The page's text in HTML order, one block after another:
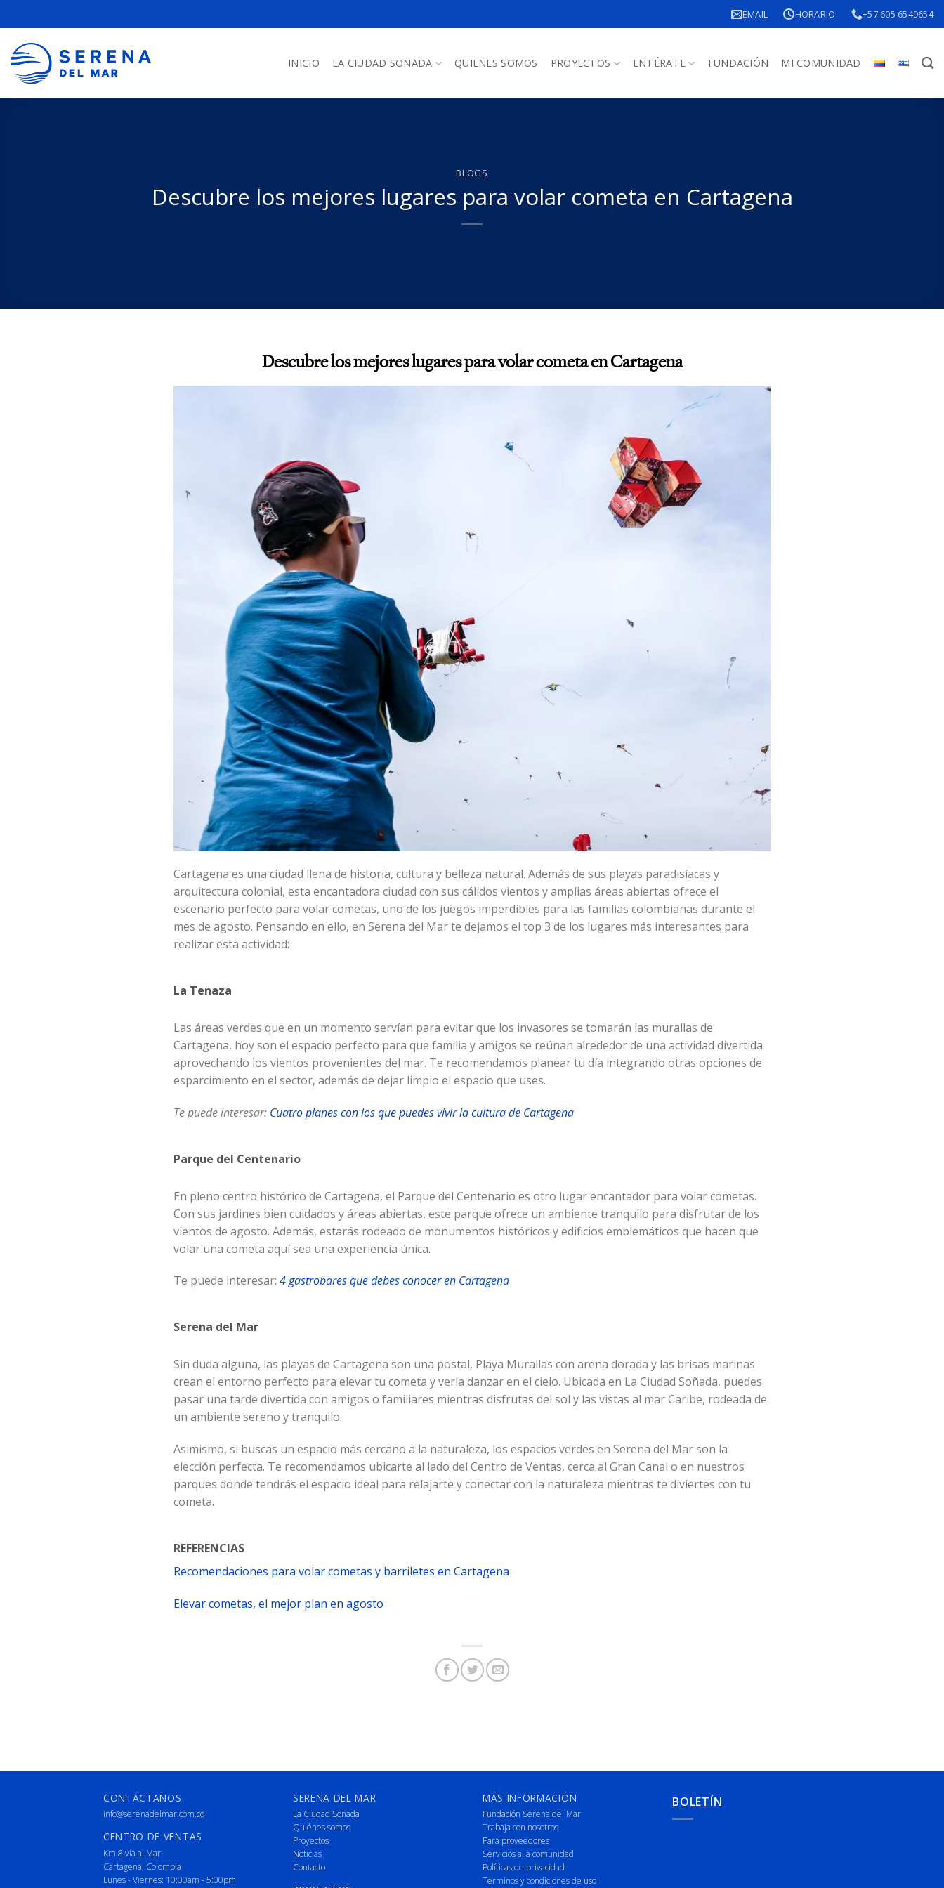
EMAIL HORARIO +57 605 6549654
INICIO LA CIUDAD SOÑADA QUIENES SOMOS PROYECTOS ENTÉRATE FUNDACIÓN MI COMUNIDAD
BLOGS
Descubre los mejores lugares para volar cometa en Cartagena
Descubre los mejores lugares para volar cometa en Cartagena
Cartagena es una ciudad llena de historia, cultura y belleza natural. Además de sus playas paradisíacas y
arquitectura colonial, esta encantadora ciudad con sus cálidos vientos y amplias áreas abiertas ofrece el
escenario perfecto para volar cometas, uno de los juegos imperdibles para las familias colombianas durante el
mes de agosto. Pensando en ello, en Serena del Mar te dejamos el top 3 de los lugares más interesantes para
realizar esta actividad:
La Tenaza
Las áreas verdes que en un momento servían para evitar que los invasores se tomarán las murallas de
Cartagena, hoy son el espacio perfecto para que familia y amigos se reúnan alrededor de una actividad divertida
aprovechando los vientos provenientes del mar. Te recomendamos planear tu día integrando otras opciones de
esparcimiento en el sector, además de dejar limpio el espacio que uses.
Te puede interesar: Cuatro planes con los que puedes vivir la cultura de Cartagena
Parque del Centenario
En pleno centro histórico de Cartagena, el Parque del Centenario es otro lugar encantador para volar cometas.
Con sus jardines bien cuidados y áreas abiertas, este parque ofrece un ambiente tranquilo para disfrutar de los
vientos de agosto. Además, estarás rodeado de monumentos históricos y edificios emblemáticos que hacen que
volar una cometa aquí sea una experiencia única.
Te puede interesar: 4 gastrobares que debes conocer en Cartagena
Serena del Mar
Sin duda alguna, las playas de Cartagena son una postal, Playa Murallas con arena dorada y las brisas marinas
crean el entorno perfecto para elevar tu cometa y verla danzar en el cielo. Ubicada en La Ciudad Soñada, puedes
pasar una tarde divertida con amigos o familiares mientras disfrutas del sol y las vistas al mar Caribe, rodeada de
un ambiente sereno y tranquilo.
Asimismo, si buscas un espacio más cercano a la naturaleza, los espacios verdes en Serena del Mar son la
elección perfecta. Te recomendamos ubicarte al lado del Centro de Ventas, cerca al Gran Canal o en nuestros
parques donde tendrás el espacio ideal para relajarte y conectar con la naturaleza mientras te diviertes con tu
cometa.
REFERENCIAS
Recomendaciones para volar cometas y barriletes en Cartagena
Elevar cometas, el mejor plan en agosto
CONTÁCTANOS
info@serenadelmar.com.co
CENTRO DE VENTAS
Km 8 vía al Mar
Cartagena, Colombia
Lunes - Viernes: 10:00am - 5:00pm
SERENA DEL MAR
La Ciudad Soñada
Quiénes somos
Proyectos
Noticias
Contacto
MÁS INFORMACIÓN
Fundación Serena del Mar
Trabaja con nosotros
Para proveedores
Servicios a la comunidad
Políticas de privacidad
Términos y condiciones de uso
BOLETÍN